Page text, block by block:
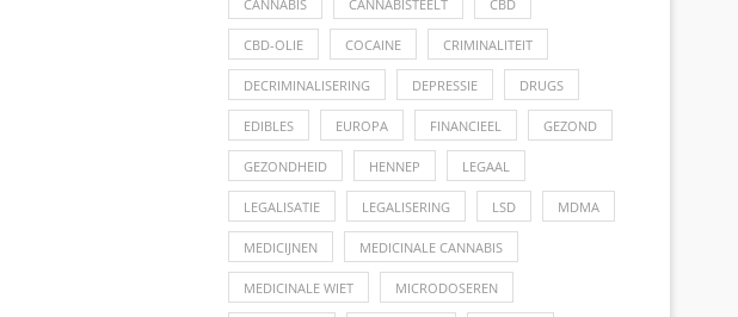
CANNABIS CANNABISTEELT CBD
CBD-OLIE COCAINE CRIMINALITEIT
DECRIMINALISERING DEPRESSIE DRUGS
EDIBLES EUROPA FINANCIEEL GEZOND
GEZONDHEID HENNEP LEGAAL
LEGALISATIE LEGALISERING LSD MDMA
MEDICIJNEN MEDICINALE CANNABIS
MEDICINALE WIET MICRODOSEREN